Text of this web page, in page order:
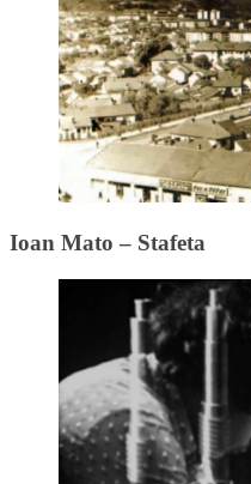
Ioan Mato – Stafeta